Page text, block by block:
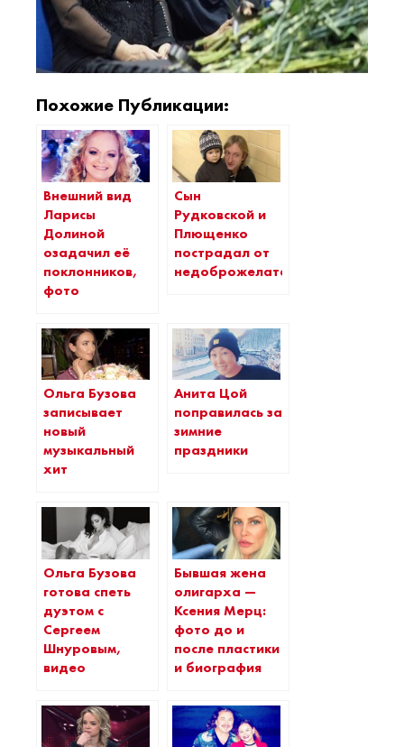
Похожие Публикации:
Внешний вид
Ларисы
Долиной
озадачил её
поклонников,
фото
Сын
Рудковской и
Плющенко
пострадал от
недоброжелателей
Ольга Бузова
записывает
новый
музыкальный
хит
Анита Цой
поправилась за
зимние
праздники
Ольга Бузова
готова спеть
дуэтом с
Сергеем
Шнуровым,
видео
Бывшая жена
олигарха —
Ксения Мерц:
фото до и
после пластики
и биография